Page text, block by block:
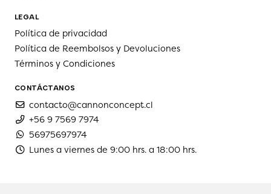
LEGAL
Política de privacidad
Política de Reembolsos y Devoluciones
Términos y Condiciones
CONTÁCTANOS
contacto@cannonconcept.cl
+56 9 7569 7974
56975697974
Lunes a viernes de 9:00 hrs. a 18:00 hrs.